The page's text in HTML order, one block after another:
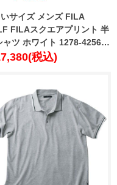
サイズ メンズ FILA
FILAスクエアプリント 半
ャツ ホワイト 1278-4256-1
5L 6L税込)